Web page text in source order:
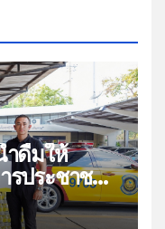
ำดื่มให้
รประชาชน